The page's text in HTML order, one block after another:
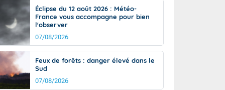
de
Bulletins Marine
Bulletins d'estimation du risque
d'avalanche
Météo des forêts
Vigicrues
Éclipse du 12 août 2026 : Météo-
France vous accompagne pour bien
l'observer
07/08/2026
Feux de forêts : danger élevé dans le
Sud
07/08/2026